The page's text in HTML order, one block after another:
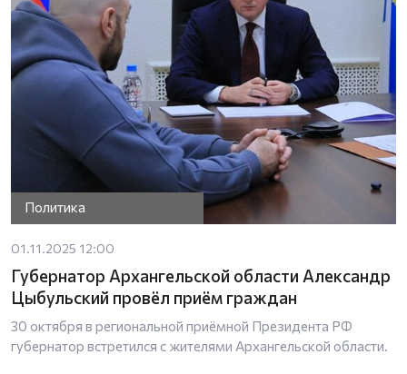
Политика
01.11.2025 12:00
Губернатор Архангельской области Александр
Цыбульский провёл приём граждан
30 октября в региональной приёмной Президента РФ
губернатор встретился с жителями Архангельской области.